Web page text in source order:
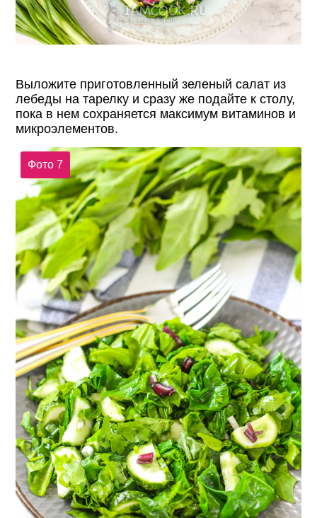
Выложите приготовленный зеленый салат из
лебеды на тарелку и сразу же подайте к столу,
пока в нем сохраняется максимум витаминов и
микроэлементов.
Фото 7